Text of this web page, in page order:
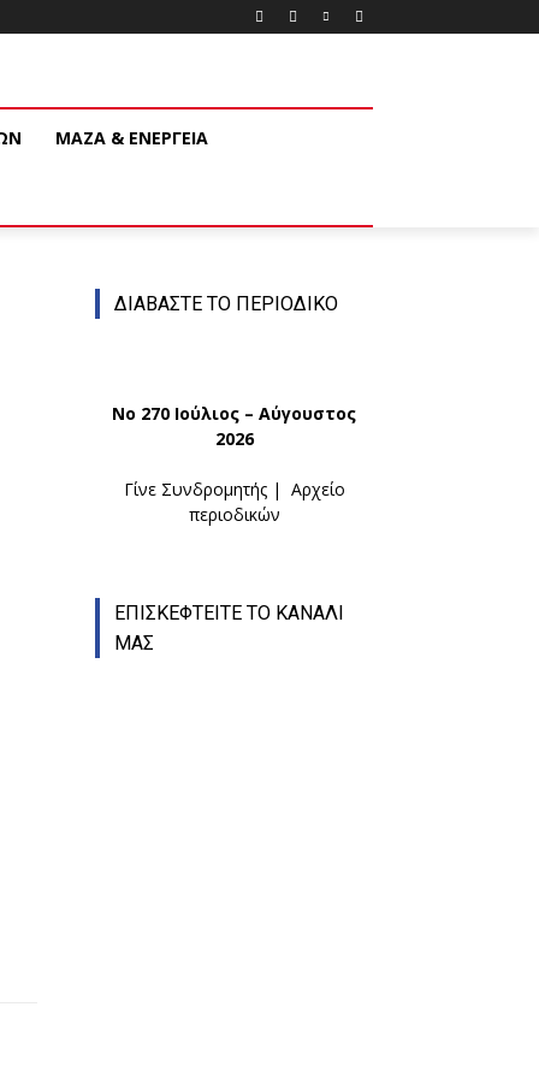
ΜΑΖΑ & ΕΝΕΡΓΕΙΑ
ΔΙΑΒΑΣΤΕ ΤΟ ΠΕΡΙΟΔΙΚΟ
Νο 270 Ιούλιος – Αύγουστος
2026
Γίνε Συνδρομητής| Αρχείο
περιοδικών
ΕΠΙΣΚΕΦΤΕΙΤΕ ΤΟ ΚΑΝΑΛΙ
ΜΑΣ